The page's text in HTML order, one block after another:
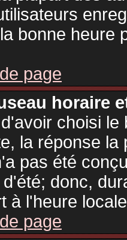
bonne heure
page
horaire
choisi
la réponse
pas été
donc,
à l'heure
page